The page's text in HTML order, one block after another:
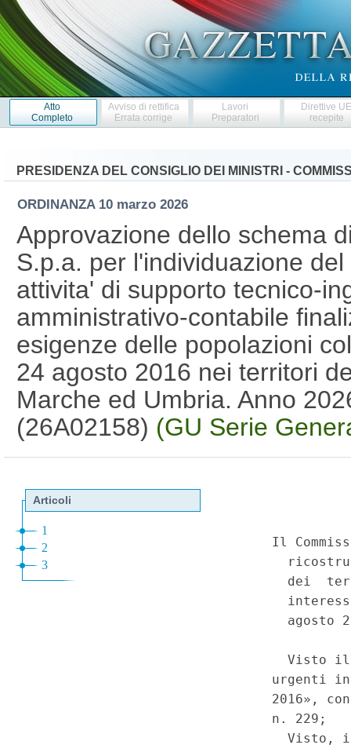
Atto
Completo
Avviso di rettifica
Errata corrige
Lavori
Preparatori
Direttive
recepite
PRESIDENZA DEL CONSIGLIO DEI MINISTRI -
ORDINANZA 10 marzo 2026
Approvazione dello schema
S.p.a. per l'individuazione
attivita' di supporto tecnico-
amministrativo-contabile
esigenze delle popolazioni
24 agosto 2016 nei territori
Marche ed Umbria. Anno
(26A02158) (GU Serie